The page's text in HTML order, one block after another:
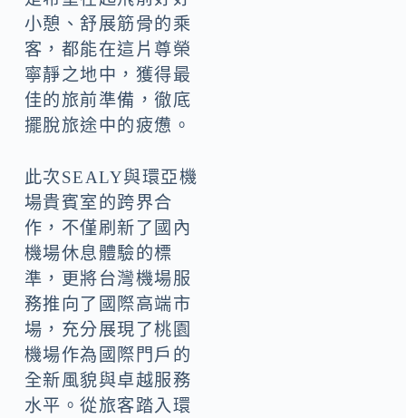
小憩、舒展筋骨的乘
客，都能在這片尊榮
寧靜之地中，獲得最
佳的旅前準備，徹底
擺脫旅途中的疲憊。
此次SEALY與環亞機
場貴賓室的跨界合
作，不僅刷新了國內
機場休息體驗的標
準，更將台灣機場服
務推向了國際高端市
場，充分展現了桃園
機場作為國際門戶的
全新風貌與卓越服務
水平。從旅客踏入環